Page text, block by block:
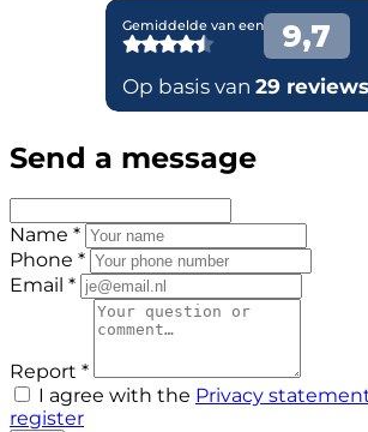
Send a message
Name *
Phone *
Email *
Report *
I agree with the Privacy
register